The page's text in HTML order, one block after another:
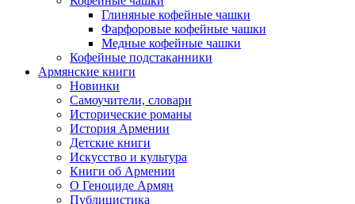
Глиняные кофейные чашки
Фарфоровые кофейные чашки
Медные кофейные чашки
Кофейные подстаканники
Армянские книги
Новинки
Самоучители, словари
Исторические романы
История Армении
Детские книги
Иcкусство и культура
Книги об Армении
О Геноциде Армян
Публицистика